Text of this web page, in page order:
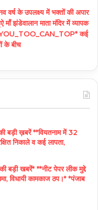
के उपलक्ष्य में भक्तों की अपार
झंडेवालान माता मंदिर में व्यापक
कई
के बीच
ख़बरें **वियतनाम में 32
निकाले व कई लापता,
खबरें* **नीट पेपर लीक मुद्दे
विधायी कामकाज ठप।* *पंजाब